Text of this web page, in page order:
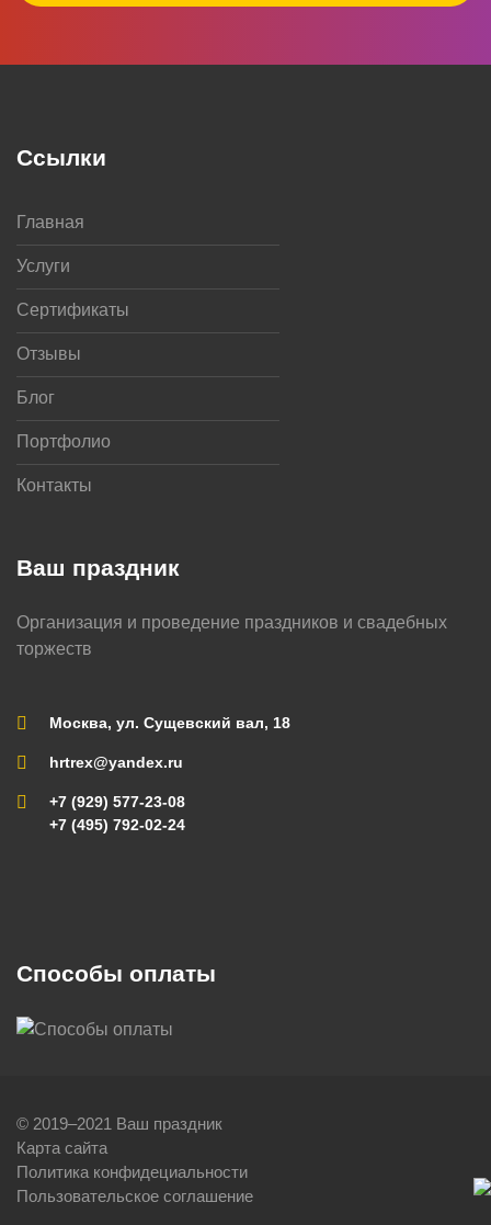
Ваш праздник
Организация и проведение праздников и свадебных
торжеств
Москва, ул. Сущевский вал, 18
hrtrex@yandex.ru
+7 (929) 577-23-08
+7 (495) 792-02-24
Ссылки
Главная
Услуги
Сертификаты
Отзывы
Блог
Портфолио
Контакты
Способы оплаты
© 2019–2021 Ваш праздник
Карта сайта
Политика конфидециальности
Пользовательское соглашение